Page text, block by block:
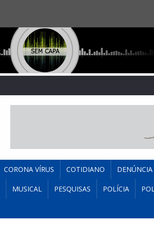
CORONA VÍRUS COTIDIANO DENÚNCIA
MUSICAL PESQUISAS POLÍCIA